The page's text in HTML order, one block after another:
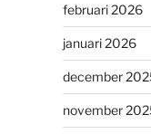
februari 2026
januari 2026
december
november